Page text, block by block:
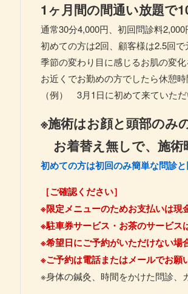
1ヶ月間の間通い放題で
通常30分4,000円、初回問診料
初めての方は2回、顧客様は2.5回で
季節の変わり目に感じるお肌の変
お近くでお勤めの方でしたら休憩時
（例） 3月1日に初めて来ていた
※施術はお顔と頭部のみ
お着替え無しで、施術
初めての方は初回のみ簡単な問診
［ご確認ください］
※限定メニューのためお支払いは現
※駐車券サービス・お茶のサービス
※希望日にご予約がいただけない場
※ご予約は電話またはメールでお願
※身体の鍼灸、時間をかけた問診、